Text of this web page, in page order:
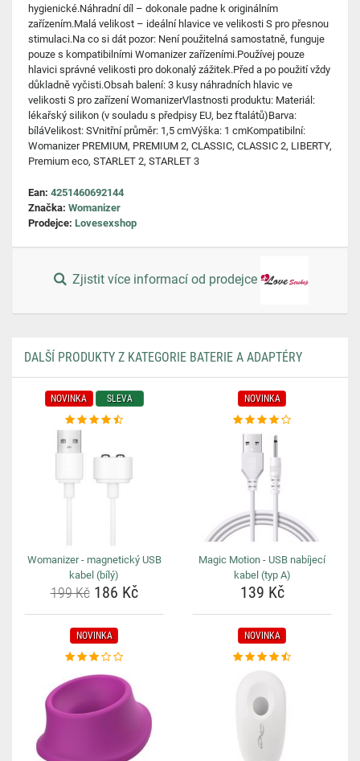
hygienické.Náhradní díl – dokonale padne k originálním
zařízením.Malá velikost – ideální hlavice ve velikosti S pro přesnou
stimulaci.Na co si dát pozor: Není použitelná samostatně, funguje
pouze s kompatibilními Womanizer zařízeními.Používej pouze
hlavici správné velikosti pro dokonalý zážitek.Před a po použití vždy
důkladně vyčisti.Obsah balení: 3 kusy náhradních hlavic ve
velikosti S pro zařízení WomanizerVlastnosti produktu: Materiál:
lékařský silikon (v souladu s předpisy EU, bez ftalátů)Barva:
bíláVelikost: SVnitřní průměr: 1,5 cmVýška: 1 cmKompatibilní:
Womanizer PREMIUM, PREMIUM 2, CLASSIC, CLASSIC 2, LIBERTY,
Premium eco, STARLET 2, STARLET 3
Ean: 4251460692144
Značka: Womanizer
Prodejce: Lovesexshop
Zjistit více informací od prodejce
DALŠÍ PRODUKTY Z KATEGORIE BATERIE A ADAPTÉRY
NOVINKA SLEVA
Womanizer - magnetický USB
kabel (bílý)
199 Kč186 Kč
NOVINKA
Magic Motion - USB nabíjecí
kabel (typ A)
139 Kč
NOVINKA NOVINKA